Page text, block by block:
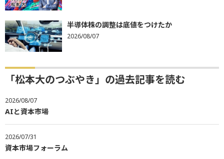
半導体株の調整は底値をつけたか
2026/08/07
「松本大のつぶやき」の過去記事を読む
2026/08/07
AIと資本市場
2026/07/31
資本市場フォーラム